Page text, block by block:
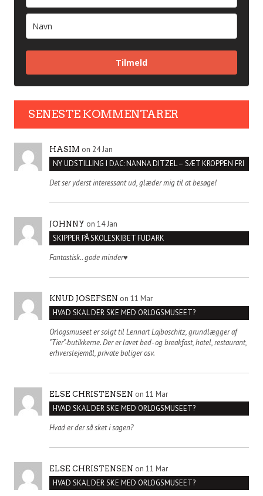
Tilmeld
SENESTE KOMMENTARER
HASIM on 24 Jan
NY UDSTILLING I DAC: NANNA DITZEL – SÆT KROPPEN FRI
Det ser yderst interessant ud, glæder mig til at besøge!
JOHNNY on 14 Jan
SKIPPER PÅ SKOLESKIBET FUDARK
Fantastisk.. gode minder♥️
KNUD JOSEFSEN on 11 Mar
HVAD SKAL DER SKE MED ORLOGSMUSEET?
Orlogsmuseet er solgt til Lennart Lajboschitz, grundlægger af
"Tier"-butikkerne. Der er lavet bed- og breakfast, hotel, restaurant,
erhverslejemål, private boliger osv.
ELSE CHRISTENSEN on 11 Mar
HVAD SKAL DER SKE MED ORLOGSMUSEET?
Hvad er der så sket i sagen?
ELSE CHRISTENSEN on 11 Mar
HVAD SKAL DER SKE MED ORLOGSMUSEET?